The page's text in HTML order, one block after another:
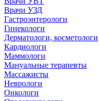
Врачи УЗД
Гастроэнтерологи
Гинекологи
Дерматологи, косметологи
Кардиологи
Маммологи
Мануальные терапевты
Массажисты
Неврологи
Онкологи